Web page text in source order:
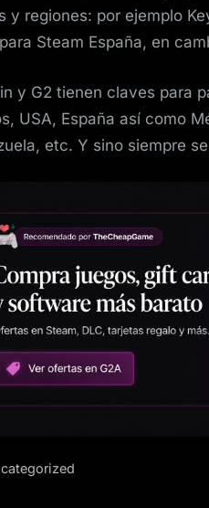
y regiones: por ejemplo
Steam España, en
y G2 tienen claves para
USA, España así como
etc. Y sino siempre